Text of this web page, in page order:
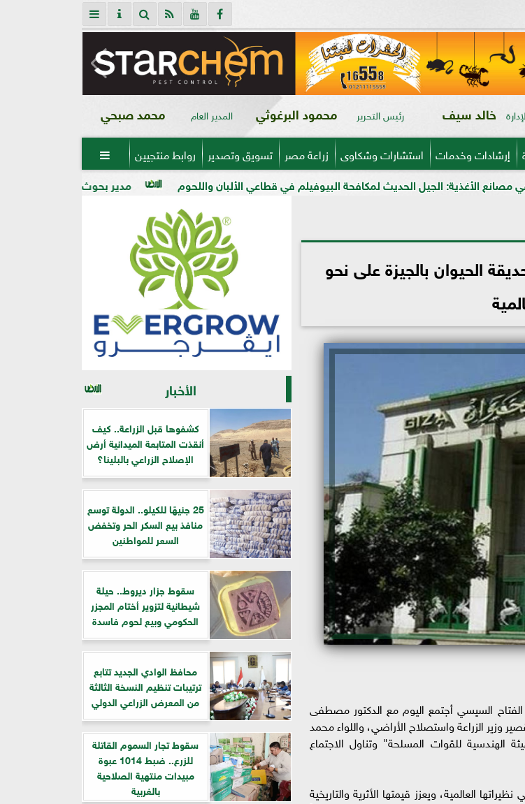
خالد سيف رئيس التحرير محمود البرغوثي المدير العام محمد صبحي
إرشادات وخدمات استشارات وشكاوى زراعة مصر تسويق وتصدير روابط منتجيين 
مدير بحوث أمراض النباتات: التغيرات الحديث لمكافحة البيوفيلم في قطاعي الألبان واللحوم
الحيوان بالجيزة على نحو
السيسي أجتمع اليوم مع الدكتور مصطفى
وزير الزراعة واستصلاح الأراضي، واللواء محمد
الهندسية للقوات المسلحة" وتناول الاجتماع
العالمية، ويعزز قيمتها الأثرية والتاريخية
الأخبار
كشفوها قبل الزراعة.. كيف
أنقذت المتابعة الميدانية أرض
الإصلاح الزراعي بالبلينا؟
25 جنيهًا للكيلو.. الدولة توسع
منافذ بيع السكر الحر وتخفض
السعر للمواطنين
سقوط جزار ديروط.. حيلة
شيطانية لتزوير أختام المجزر
الحكومي وبيع لحوم فاسدة
​محافظ الوادي الجديد تتابع
ترتيبات تنظيم النسخة الثالثة
من المعرض الزراعي الدولي
سقوط تجار السموم القاتلة
للزرع.. ضبط 1014 عبوة
مبيدات منتهية الصلاحية
بالغربية